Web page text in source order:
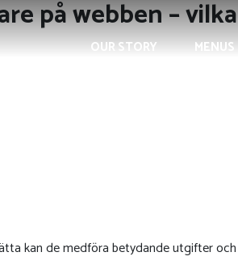
OUR STORY MENUS
på webben –
kan de medföra betydande utgifter